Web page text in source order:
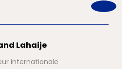
Lahaije
internationale